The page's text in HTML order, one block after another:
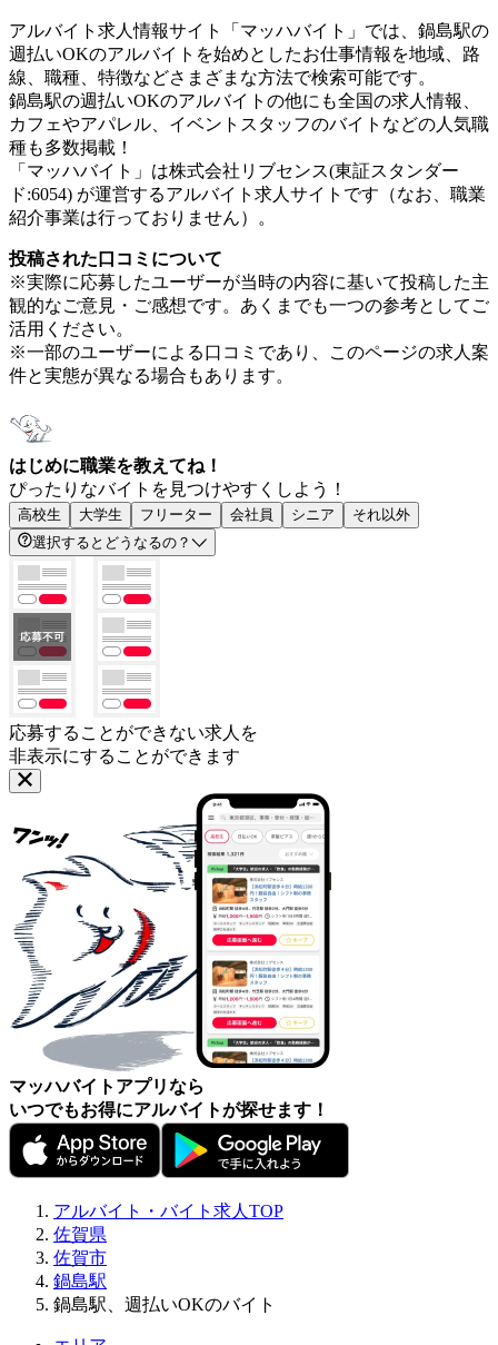
アルバイト求人情報サイト「マッハバイト」では、鍋島駅の
週払いOKのアルバイトを始めとしたお仕事情報を地域、路
線、職種、特徴などさまざまな方法で検索可能です。
鍋島駅の週払いOKのアルバイトの他にも全国の求人情報、
カフェやアパレル、イベントスタッフのバイトなどの人気職
種も多数掲載！
「マッハバイト」は株式会社リブセンス(東証スタンダー
ド:6054) が運営するアルバイト求人サイトです（なお、職業
紹介事業は行っておりません）。
投稿された口コミについて
※実際に応募したユーザーが当時の内容に基いて投稿した主
観的なご意見・ご感想です。あくまでも一つの参考としてご
活用ください。
※一部のユーザーによる口コミであり、このページの求人案
件と実態が異なる場合もあります。
はじめに職業を教えてね！
ぴったりなバイトを見つけやすくしよう！
高校生 大学生 フリーター 会社員 シニア
それ以外
選択するとどうなるの？
応募することができない求人を
非表示にすることができます
マッハバイトアプリなら
いつでもお得にアルバイトが探せます！
アルバイト・バイト求人TOP
佐賀県
佐賀市
鍋島駅
鍋島駅、週払いOKのバイト